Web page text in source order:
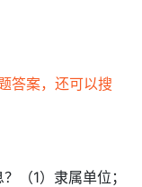
答案，还可以搜
（1）隶属单位；